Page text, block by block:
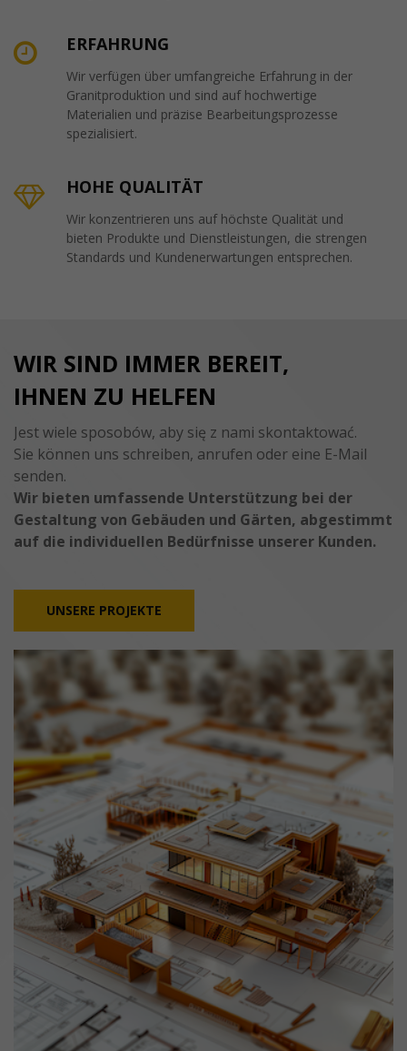
ERFAHRUNG
Wir verfügen über umfangreiche Erfahrung in der
Granitproduktion und sind auf hochwertige
Materialien und präzise Bearbeitungsprozesse
spezialisiert.
HOHE QUALITÄT
Wir konzentrieren uns auf höchste Qualität und
bieten Produkte und Dienstleistungen, die strengen
Standards und Kundenerwartungen entsprechen.
WIR SIND IMMER BEREIT,
IHNEN ZU HELFEN
Jest wiele sposobów, aby się z nami skontaktować.
Sie können uns schreiben, anrufen oder eine E-Mail
senden.
Wir bieten umfassende Unterstützung bei der
Gestaltung von Gebäuden und Gärten, abgestimmt
auf die individuellen Bedürfnisse unserer Kunden.
UNSERE PROJEKTE